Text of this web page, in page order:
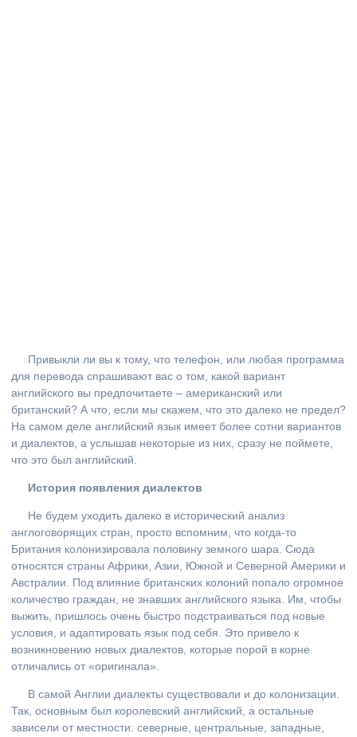
Привыкли ли вы к тому, что телефон, или любая программа
для перевода спрашивают вас о том, какой вариант
английского вы предпочитаете – американский или
британский? А что, если мы скажем, что это далеко не предел?
На самом деле английский язык имеет более сотни вариантов
и диалектов, а услышав некоторые из них, сразу не поймете,
что это был английский.
История появления диалектов
Не будем уходить далеко в исторический анализ
англоговорящих стран, просто вспомним, что когда-то
Британия колонизировала половину земного шара. Сюда
относятся страны Африки, Азии, Южной и Северной Америки и
Австралии. Под влияние британских колоний попало огромное
количество граждан, не знавших английского языка. Им, чтобы
выжить, пришлось очень быстро подстраиваться под новые
условия, и адаптировать язык под себя. Это привело к
возникновению новых диалектов, которые порой в корне
отличались от «оригинала».
В самой Англии диалекты существовали и до колонизации.
Так, основным был королевский английский, а остальные
зависели от местности: северные, центральные, западные,